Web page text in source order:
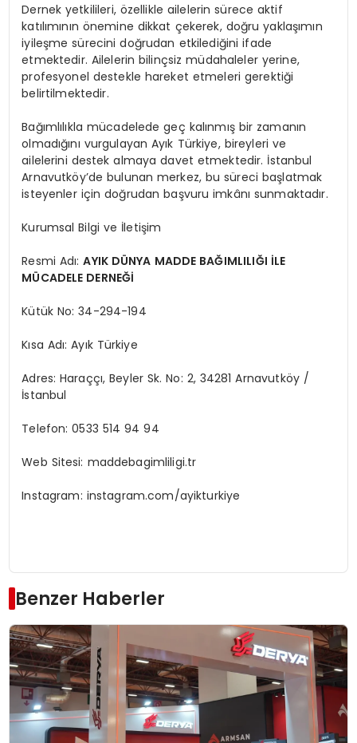
Dernek yetkilileri, özellikle ailelerin sürece aktif
katılımının önemine dikkat çekerek, doğru yaklaşımın
iyileşme sürecini doğrudan etkilediğini ifade
etmektedir. Ailelerin bilinçsiz müdahaleler yerine,
profesyonel destekle hareket etmeleri gerektiği
belirtilmektedir.
Bağımlılıkla mücadelede geç kalınmış bir zamanın
olmadığını vurgulayan Ayık Türkiye, bireyleri ve
ailelerini destek almaya davet etmektedir. İstanbul
Arnavutköy’de bulunan merkez, bu süreci başlatmak
isteyenler için doğrudan başvuru imkânı sunmaktadır.
Kurumsal Bilgi ve İletişim
Resmi Adı:AYIK DÜNYA MADDE BAĞIMLILIĞI İLE
MÜCADELE DERNEĞİ
Kütük No: 34-294-194
Kısa Adı: Ayık Türkiye
Adres: Haraççı, Beyler Sk. No: 2, 34281 Arnavutköy /
İstanbul
Telefon: 0533 514 94 94
Web Sitesi: maddebagimliligi.tr
Instagram: instagram.com/ayikturkiye
Benzer Haberler